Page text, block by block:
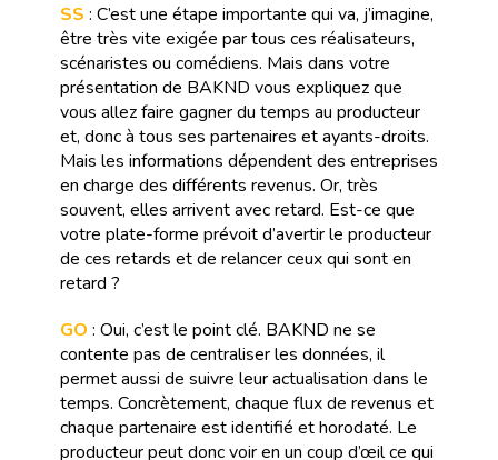
SS : C’est une étape importante qui va, j’imagine,
être très vite exigée par tous ces réalisateurs,
scénaristes ou comédiens. Mais dans votre
présentation de BAKND vous expliquez que
vous allez faire gagner du temps au producteur
et, donc à tous ses partenaires et ayants-droits.
Mais les informations dépendent des entreprises
en charge des différents revenus. Or, très
souvent, elles arrivent avec retard. Est-ce que
votre plate-forme prévoit d’avertir le producteur
de ces retards et de relancer ceux qui sont en
retard ?
GO : Oui, c’est le point clé. BAKND ne se
contente pas de centraliser les données, il
permet aussi de suivre leur actualisation dans le
temps. Concrètement, chaque flux de revenus et
chaque partenaire est identifié et horodaté. Le
producteur peut donc voir en un coup d’œil ce qui